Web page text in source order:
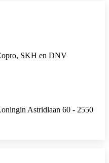
SKH en DNV
Astridlaan 60 - 2550